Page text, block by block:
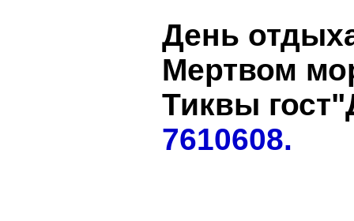
День
Мертвом
Тиквы
7610608.